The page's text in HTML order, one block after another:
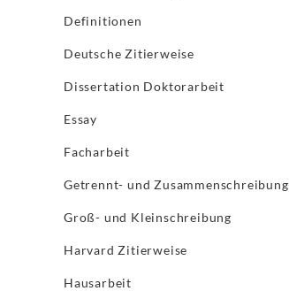
Definitionen
Deutsche Zitierweise
Dissertation Doktorarbeit
Essay
Facharbeit
Getrennt- und Zusammenschreibung
Groß- und Kleinschreibung
Harvard Zitierweise
Hausarbeit